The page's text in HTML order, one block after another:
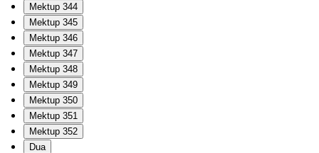
Mektup 344
Mektup 345
Mektup 346
Mektup 347
Mektup 348
Mektup 349
Mektup 350
Mektup 351
Mektup 352
Dua